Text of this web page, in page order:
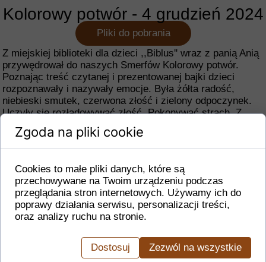
Kolorowy potwór - 4 grudzień 2024
Z miejskiej biblioteki dla dzieci ,,Biblus'' wraz z panią Anią
przywędrował do naszych Smerfów Kolorowy potwór.
Poznając treść czytanej i prezentowanej bajki dzieci
rozpoznawały i nazywały emocje. Była żółta radość,
niebieski smutek, czerwona złość i zielony odpoczynek.
Uczyły się rozładowywać złość. Pokonywać strach. Z
radością oddzielały kolorowe kulki i przyporządkowywały
do odpowiedniej obręczy. Na koniec malowały stworki
potworki. Bardzo dziękujemy.
Pliki do pobrania
Zgoda na pliki cookie
Cookies to małe pliki danych, które są
przechowywane na Twoim urządzeniu podczas
przeglądania stron internetowych. Używamy ich do
poprawy działania serwisu, personalizacji treści,
oraz analizy ruchu na stronie.
Dostosuj Zezwól na wszystkie